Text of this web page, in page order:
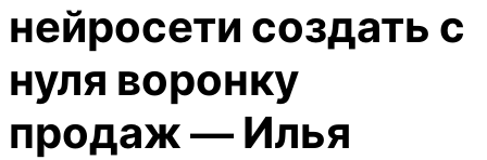
нейросети создать с
нуля воронку
продаж — Илья